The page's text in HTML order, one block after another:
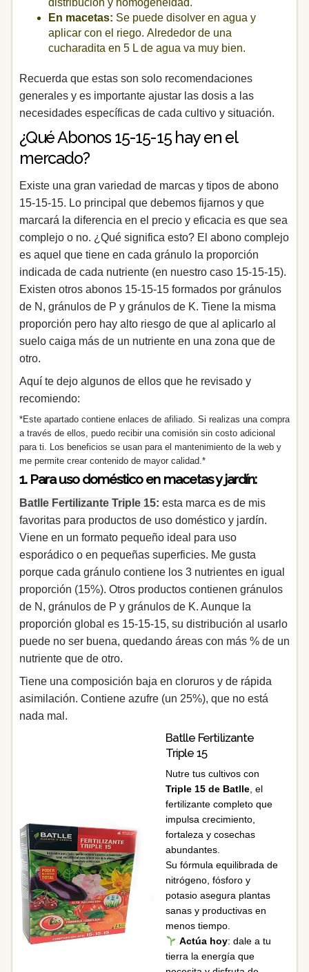
distribución y homogeneidad.
En macetas: Se puede disolver en agua y
aplicar con el riego. Alrededor de una
cucharadita en 5 L de agua va muy bien.
Recuerda que estas son solo recomendaciones
generales y es importante ajustar las dosis a las
necesidades específicas de cada cultivo y situación.
¿Qué Abonos 15-15-15 hay en el
mercado?
Existe una gran variedad de marcas y tipos de abono
15-15-15. Lo principal que debemos fijarnos y que
marcará la diferencia en el precio y eficacia es que sea
complejo o no. ¿Qué significa esto? El abono complejo
es aquel que tiene en cada gránulo la proporción
indicada de cada nutriente (en nuestro caso 15-15-15).
Existen otros abonos 15-15-15 formados por gránulos
de N, gránulos de P y gránulos de K. Tiene la misma
proporción pero hay alto riesgo de que al aplicarlo al
suelo caiga más de un nutriente en una zona que de
otro.
Aquí te dejo algunos de ellos que he revisado y
recomiendo:
*Este apartado contiene enlaces de afiliado. Si realizas una compra
a través de ellos, puedo recibir una comisión sin costo adicional
para ti. Los beneficios se usan para el mantenimiento de la web y
me permite crear contenido de mayor calidad.*
1. Para uso doméstico en macetas y jardín:
Batlle Fertilizante Triple 15: esta marca es de mis
favoritas para productos de uso doméstico y jardín.
Viene en un formato pequeño ideal para uso
esporádico o en pequeñas superficies. Me gusta
porque cada gránulo contiene los 3 nutrientes en igual
proporción (15%). Otros productos contienen gránulos
de N, gránulos de P y gránulos de K. Aunque la
proporción global es 15-15-15, su distribución al usarlo
puede no ser buena, quedando áreas con más % de un
nutriente que de otro.
Tiene una composición baja en cloruros y de rápida
asimilación. Contiene azufre (un 25%), que no está
nada mal.
Batlle Fertilizante
Triple 15
Nutre tus cultivos con
Triple 15 de Batlle, el
fertilizante completo que
impulsa crecimiento,
fortaleza y cosechas
abundantes.
Su fórmula equilibrada de
nitrógeno, fósforo y
potasio asegura plantas
sanas y productivas en
menos tiempo.
Actúa hoy: dale a tu
tierra la energía que